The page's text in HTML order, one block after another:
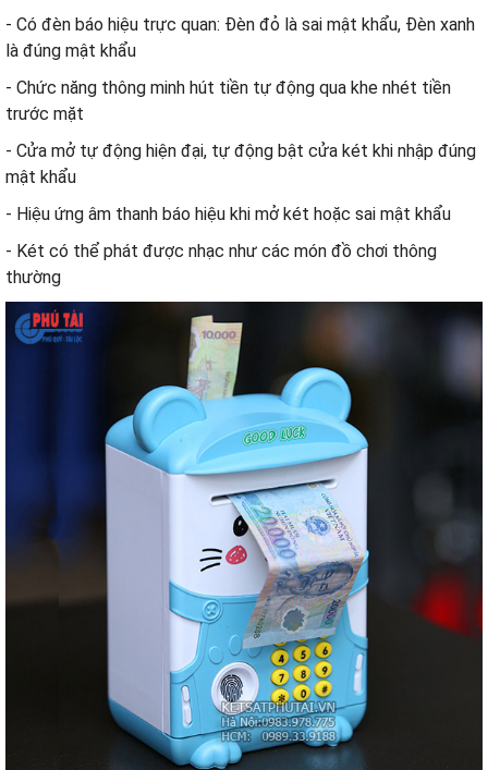
- Có đèn báo hiệu trực quan: Đèn đỏ là sai mật khẩu, Đèn xanh
là đúng mật khẩu
- Chức năng thông minh hút tiền tự động qua khe nhét tiền
trước mặt
- Cửa mở tự động hiện đại, tự động bật cửa két khi nhập đúng
mật khẩu
- Hiệu ứng âm thanh báo hiệu khi mở két hoặc sai mật khẩu
- Két có thể phát được nhạc như các món đồ chơi thông
thường